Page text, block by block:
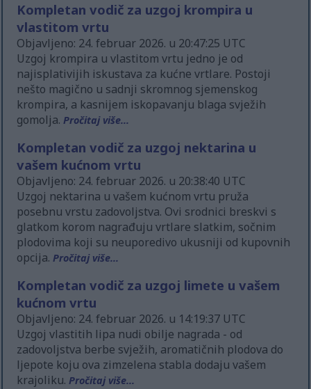
Kompletan vodič za uzgoj krompira u
vlastitom vrtu
Objavljeno: 24. februar 2026. u 20:47:25 UTC
Uzgoj krompira u vlastitom vrtu jedno je od
najisplativijih iskustava za kućne vrtlare. Postoji
nešto magično u sadnji skromnog sjemenskog
krompira, a kasnijem iskopavanju blaga svježih
gomolja.Pročitaj više...
Kompletan vodič za uzgoj nektarina u
vašem kućnom vrtu
Objavljeno: 24. februar 2026. u 20:38:40 UTC
Uzgoj nektarina u vašem kućnom vrtu pruža
posebnu vrstu zadovoljstva. Ovi srodnici breskvi s
glatkom korom nagrađuju vrtlare slatkim, sočnim
plodovima koji su neuporedivo ukusniji od kupovnih
opcija.Pročitaj više...
Kompletan vodič za uzgoj limete u vašem
kućnom vrtu
Objavljeno: 24. februar 2026. u 14:19:37 UTC
Uzgoj vlastitih lipa nudi obilje nagrada - od
zadovoljstva berbe svježih, aromatičnih plodova do
ljepote koju ova zimzelena stabla dodaju vašem
krajoliku.Pročitaj više...